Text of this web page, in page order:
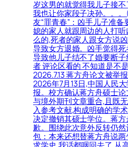
岁这男的就觉得我儿子接
我也让你家段子决孙。。
友“罪青春”：凶手儿子准备
媳的家人就跟周边的人打
么的,死者的家人跟女方说
导致女方退婚。凶手觉得
导致他儿子结不了婚要断
者 评论区看的 不知道是不
2026.7.13 蒋方舟论文被举报
2026年7月13日,中国人民
报。校方确认蒋方舟硕士
与境外期刊文章重合,且既
入参考文献,构成明确的学
决定撤销其硕士学位。蒋
歉。围绕此次意外反转仍
包：本来还想替蒋方舟说
求学史,我话都咽回去了,从